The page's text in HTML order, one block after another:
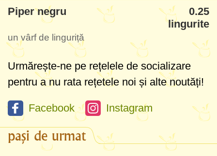
Piper negru
0.25
lingurite
un vârf de linguriță
Urmărește-ne pe rețelele de socializare
pentru a nu rata rețetele noi și alte noutăți!
Facebook Instagram
pași de urmat